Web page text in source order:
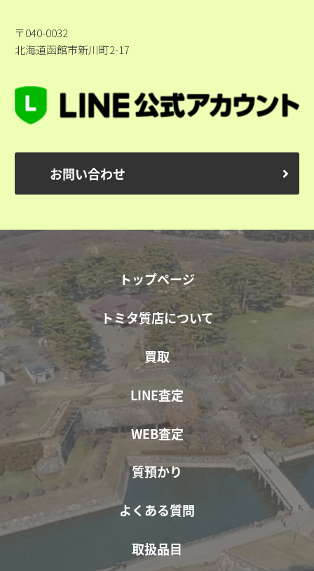
〒040-0032
北海道函館市新川町2-17
お問い合わせ
トップページ
トミタ質店について
買取
LINE査定
WEB査定
質預かり
よくある質問
取扱品目